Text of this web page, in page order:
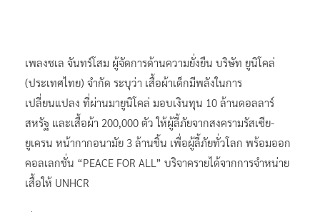
เพลงชเล จันทร์โสม ผู้จัดการด้านความยั่งยืน บริษัท ยูนิโคล่
(ประเทศไทย) จำกัด ระบุว่า เสื้อผ้าเด็กมีพลังในการ
เปลี่ยนแปลง ที่ผ่านมายูนิโคล่ มอบเงินทุน 10 ล้านดอลลาร์
สหรัฐ และเสื้อผ้า 200,000 ตัว ให้ผู้ลี้ภัยจากสงครามรัสเซีย-
ยูเครน หน้ากากอนามัย 3 ล้านชิ้น เพื่อผู้ลี้ภัยทั่วโลก พร้อมออก
คอลเลกชั่น “PEACE FOR ALL” บริจาครายได้จากการจำหน่าย
เสื้อให้ UNHCR